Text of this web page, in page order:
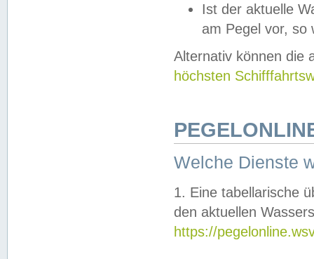
Ist der aktuelle
am Pegel vor,
Alternativ können die
höchsten
Welche Dienste
1. Eine tabellarische
den aktuellen
https://